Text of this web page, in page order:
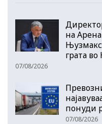
на
Њузмакс
грата во
07/08/2026
понуди
07/08/2026